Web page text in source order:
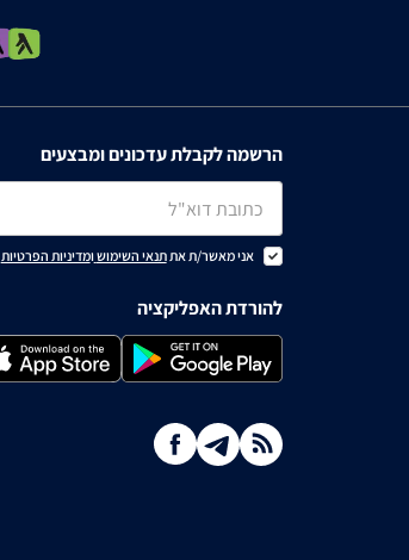
הרשמה לקבלת עדכונים ומבצעים
אני מאשר/ת אתתנאי השימושומדיניות הפרטיות
להורדת האפליקציה